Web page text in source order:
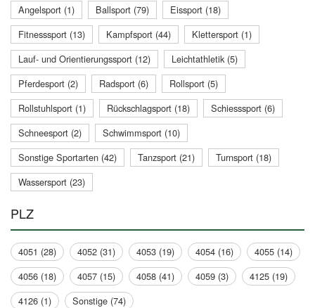
Angelsport (1) Ballsport (79)
Eissport (18)
Fitnesssport (13)
Kampfsport (44)
Klettersport (1)
Lauf- und Orientierungssport (12)
Leichtathletik (5)
Pferdesport (2)
Radsport (6)
Rollsport (5)
Rollstuhlsport (1)
Rückschlagsport (18)
Schiesssport (6)
Schneesport (2)
Schwimmsport (10)
Sonstige Sportarten (42)
Tanzsport (21)
Turnsport (18)
Wassersport (23)
PLZ
4051 (28) 4052 (31) 4053 (19) 4054 (16)
4055 (14)
4056 (18)
4057 (15) 4058 (41) 4059 (3)
4125 (19)
4126 (1)
Sonstige (74)